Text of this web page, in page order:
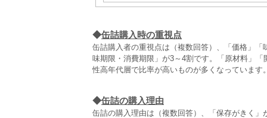
◆缶詰購入時の重視点
缶詰購入者の重視点は（複数回答）、「価格」
味期限・消費期限」が3～4割です。「原材料」
性高年代層で比率が高いものが多くなっています
◆缶詰の購入理由
缶詰の購入理由は（複数回答）、「保存がきく